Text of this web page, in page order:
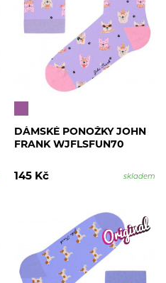
DÁMSKÉ PONOŽKY JOHN
FRANK WJFLSFUN70
145 Kč skladem